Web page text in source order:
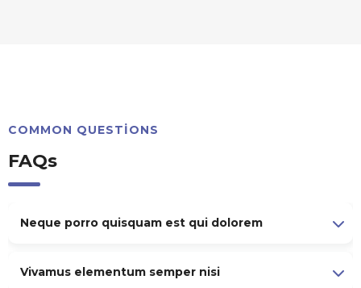
COMMON QUESTIONS
FAQs
Neque porro quisquam est qui dolorem
Vivamus elementum semper nisi